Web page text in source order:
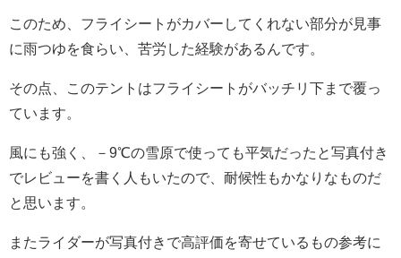
このため、フライシートがカバーしてくれない部分が見事
に雨つゆを食らい、苦労した経験があるんです。
その点、このテントはフライシートがバッチリ下まで覆っ
ています。
風にも強く、－9℃の雪原で使っても平気だったと写真付き
でレビューを書く人もいたので、耐候性もかなりなものだ
と思います。
またライダーが写真付きで高評価を寄せているもの参考に